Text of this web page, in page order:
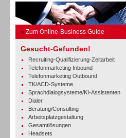
» Zum Online-Business Guide
Gesucht-Gefunden!
Recruiting-Qualifizierung-Zeitarbeit
Telefonmarketing Inbound
Telefonmarketing Outbound
TK/ACD-Systeme
Sprachdialogsysteme/KI-Assistenten
Dialer
Beratung/Consulting
Arbeitsplatzgestaltung
Gesamtlösungen
Headsets